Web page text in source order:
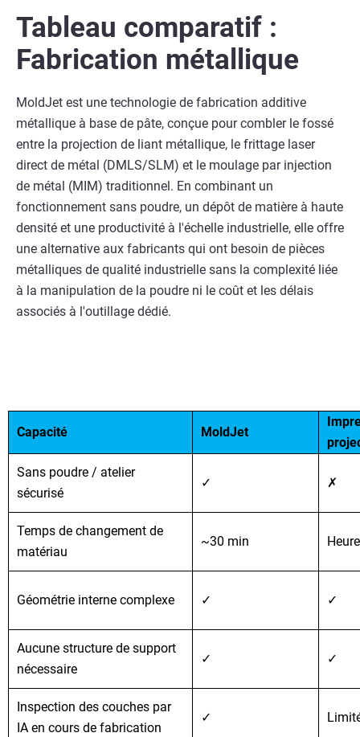
Tableau comparatif :
Fabrication métallique
MoldJet est une technologie de fabrication additive
métallique à base de pâte, conçue pour combler le fossé
entre la projection de liant métallique, le frittage laser
direct de métal (DMLS/SLM) et le moulage par injection
de métal (MIM) traditionnel. En combinant un
fonctionnement sans poudre, un dépôt de matière à haute
densité et une productivité à l'échelle industrielle, elle offre
une alternative aux fabricants qui ont besoin de pièces
métalliques de qualité industrielle sans la complexité liée
à la manipulation de la poudre ni le coût et les délais
associés à l'outillage dédié.
Capacité MoldJet
Sans poudre / atelier
sécurisé
✓ ✗
Temps de changement de
matériau
~30 min
Géométrie interne complexe ✓ ✓
Aucune structure de support
nécessaire
✓ ✓
Inspection des couches par
IA en cours de fabrication
✓